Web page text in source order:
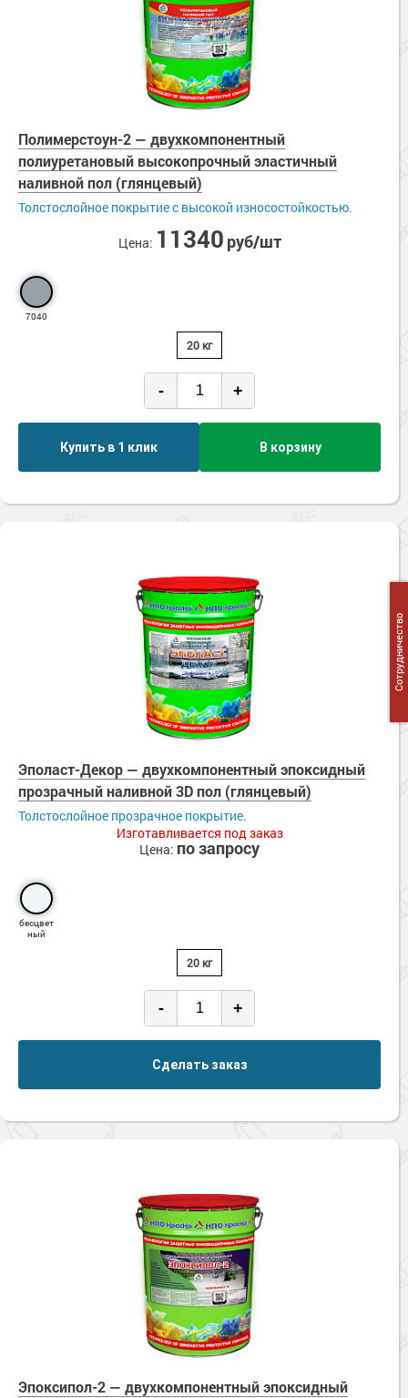
Полимерстоун-2 — двухкомпонентный
полиуретановый высокопрочный эластичный
наливной пол (глянцевый)
Толстослойное покрытие с высокой износостойкостью.
Цена: 11340 руб/шт
7040
20 кг
- +
Купить в 1 клик В корзину
Эполаст-Декор — двухкомпонентный эпоксидный
прозрачный наливной 3D пол (глянцевый)
Толстослойное прозрачное покрытие.
Изготавливается под заказ
Цена: по запросу
бесцвет
ный
20 кг
- +
Сделать заказ
Эпоксипол-2 — двухкомпонентный эпоксидный
Сотрудничество